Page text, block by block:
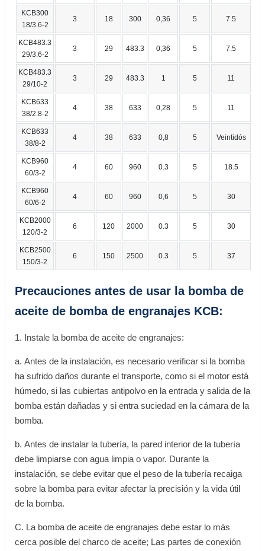
KCB300
18/3.6-2
3 18 300 0,36 5 7.5
KCB483.3
29/3.6-2
3 29 483.3 0,36 5 7.5
KCB483.3
29/10-2
3 29 483.3 1 5 11
KCB633
38/2.8-2
4 38 633 0,28 5 11
KCB633
38/8-2
4 38 633 0,8 5 Veintidós
KCB960
60/3-2
4 60 960 0.3 5 18.5
KCB960
60/6-2
4 60 960 0,6 5 30
KCB2000
120/3-2
6 120 2000 0.3 5 30
KCB2500
150/3-2
6 150 2500 0.3 5 37
Precauciones antes de usar la bomba de
aceite de bomba de engranajes KCB:
1. Instale la bomba de aceite de engranajes:
a. Antes de la instalación, es necesario verificar si la bomba
ha sufrido daños durante el transporte, como si el motor está
húmedo, si las cubiertas antipolvo en la entrada y salida de la
bomba están dañadas y si entra suciedad en la cámara de la
bomba.
b. Antes de instalar la tubería, la pared interior de la tubería
debe limpiarse con agua limpia o vapor. Durante la
instalación, se debe evitar que el peso de la tubería recaiga
sobre la bomba para evitar afectar la precisión y la vida útil
de la bomba.
C. La bomba de aceite de engranajes debe estar lo más
cerca posible del charco de aceite; Las partes de conexión